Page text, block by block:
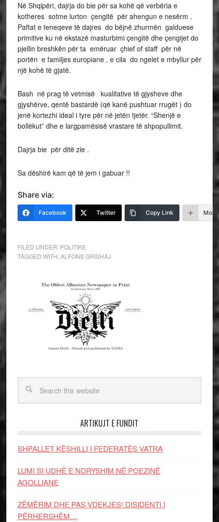
Në Shqipëri, dajrja do bie për sa kohë që verbëria e
kotheres sotme lurton çengitë për ahengun e nesërm .
Paftat e teneqeve të dajres do bëjnë zhurmën galduese
primitive ku në ekstazë masturbimi çengitë dhe çengijet do
pjellin breshkën për ta emëruar çhief of staff për në
portën e familjes europiane , e cila do ngelet e mbyllur për
një kohë të gjatë.
Bash në prag të vetmisë kualitative të gjysheve dhe
gjyshërve, qentë bastardë (që kanë pushtuar rrugët ) do
jenë kortezhi ideal i tyre për në jetën tjetër. “Shenjë e
bollëkut” dhe e largpamësisë vrastare të shpopullimit.
Dajrja bie për ditë zie .
Sa dëshirë kam që të jem i gabuar !!
Share via:
Facebook Twitter Copy Link More
FILED UNDER: POLITIKE
TAGGED WITH:ALFONS GRISHAJ
ARTIKUJT E FUNDIT
SHPALLET KËSHILLI I FEDERATËS VATRA
LUMI SI UDHË E NDRYSHIM NË POEZINË
AGOLLIANE
ZËMËRIM DHE PAS VDEKJES! DISIDENTI I
PËRHERSHËM…